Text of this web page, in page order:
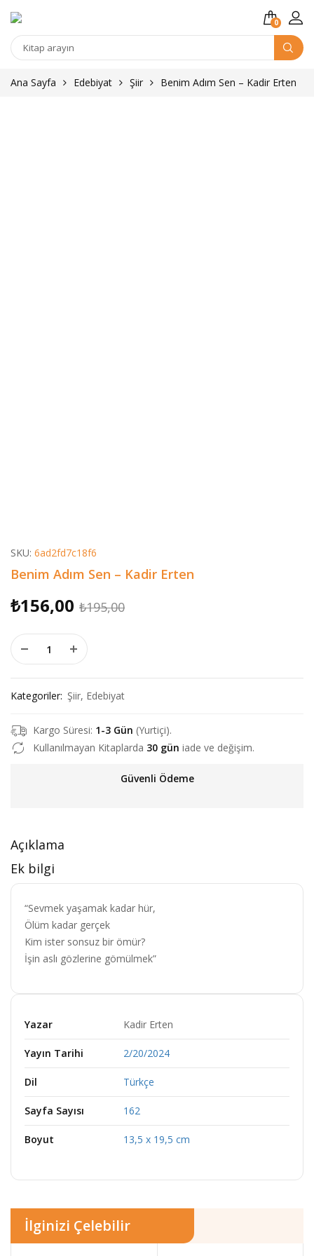
0
Kitap
Ana Sayfa
Edebiyat Şiir Benim Adım Sen – Kadir Erten
SKU: 6ad2fd7c18f6
Benim Adım Sen – Kadir Erten
₺195,00Orijinal
₺156,00
Şu
Benim Adım Sen - Kadir Erten adet
Kategoriler: Şiir, Edebiyat
Kargo Süresi: 1-3 Gün (Yurtiçi).
Kullanılmayan Kitaplarda 30 gün iade ve değişim.
Güvenli Ödeme
Açıklama
Ek bilgi
“Sevmek yaşamak kadar hür,
Ölüm kadar gerçek
Kim ister sonsuz bir ömür?
İşin aslı gözlerine gömülmek”
Yazar Kadir Erten
Yayın Tarihi 2/20/2024
Dil Türkçe
Sayfa Sayısı 162
Boyut 13,5 x 19,5 cm
İlginizi Çelebilir